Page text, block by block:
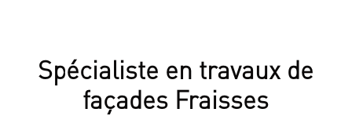
Spécialiste en travaux de
façades Fraisses